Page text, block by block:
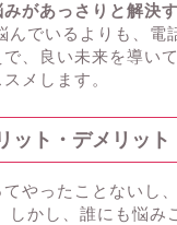
があっさりと解決
んでいるよりも、電
、良い未来を導い
メします。
ット・デメリット
やったことないし
しかし、誰にも悩み